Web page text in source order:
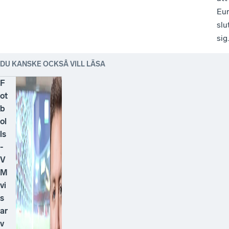
sig.
DU KANSKE OCKSÅ VILL LÄSA
F
ot
b
ol
ls
-
V
M
vi
s
ar
v